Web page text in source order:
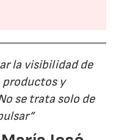
la visibilidad de
productos y
se trata solo de